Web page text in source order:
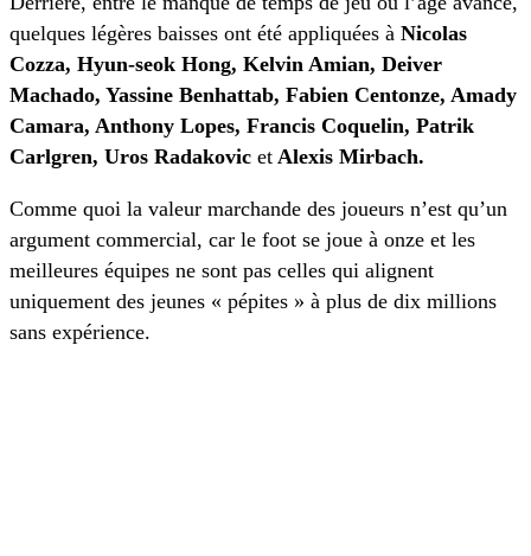
quelques légères baisses ont été appliquées à Nicolas
Cozza, Hyun-seok Hong, Kelvin Amian, Deiver
Machado, Yassine Benhattab, Fabien Centonze, Amady
Camara, Anthony Lopes, Francis Coquelin, Patrik
Carlgren, Uros Radakovic et Alexis Mirbach.
Comme quoi la valeur marchande des joueurs n’est qu’un
argument commercial, car le foot se joue à onze et les
meilleures équipes ne sont pas celles qui alignent
uniquement des jeunes « pépites » à plus de dix millions
sans expérience.